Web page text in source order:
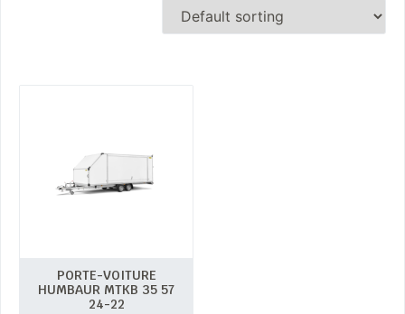
PORTE-VOITURE
HUMBAUR MTKB 35 57
24-22